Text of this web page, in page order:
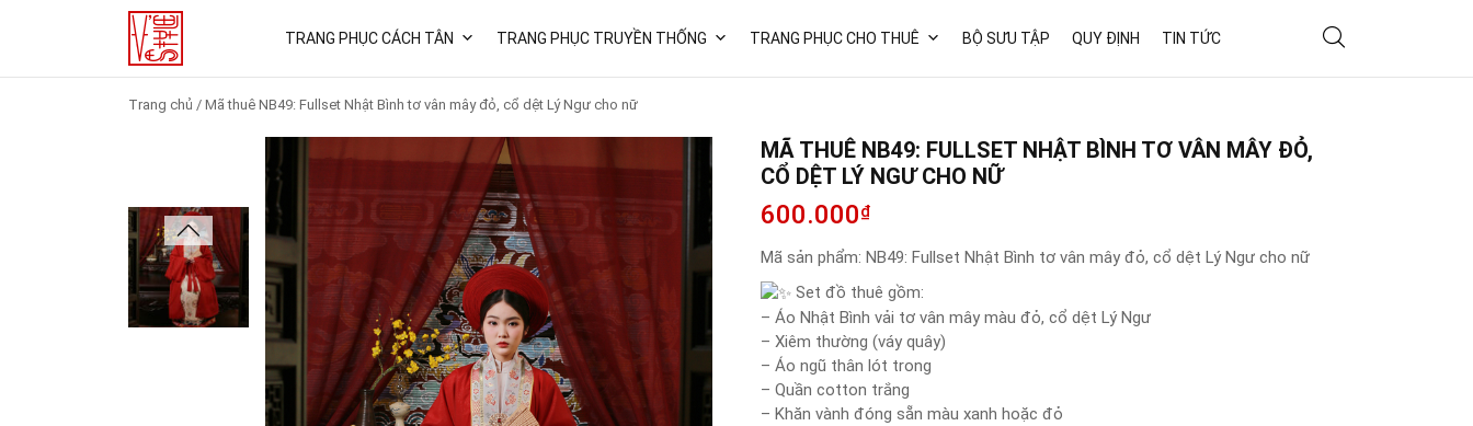
TRANG PHỤC CÁCH TÂN TRANG PHỤC TRUYỀN THỐNG TRANG PHỤC CHO THUÊ BỘ SƯU TẬP QUY ĐỊNH TIN TỨC
Trang chủ / Mã thuê NB49: Fullset Nhật Bình tơ vân mây đỏ, cổ dệt Lý Ngư cho nữ
MÃ THUÊ NB49: FULLSET NHẬT BÌNH TƠ VÂN MÂY ĐỎ,
CỔ DỆT LÝ NGƯ CHO NỮ
600.000₫
Mã sản phẩm:NB49: Fullset Nhật Bình tơ vân mây đỏ, cổ dệt Lý Ngư cho nữ
Set đồ thuê gồm:
– Áo Nhật Bình vải tơ vân mây màu đỏ, cổ dệt Lý Ngư
– Xiêm thường (váy quây)
– Áo ngũ thân lót trong
– Quần cotton trắng
– Khăn vành đóng sẵn màu xanh hoặc đỏ